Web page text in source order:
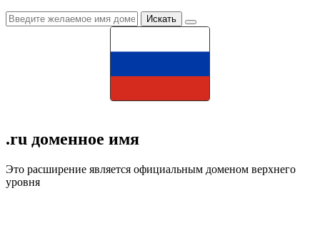
.ru доменное имя
Это расширение является официальным доменом верхнего
уровня